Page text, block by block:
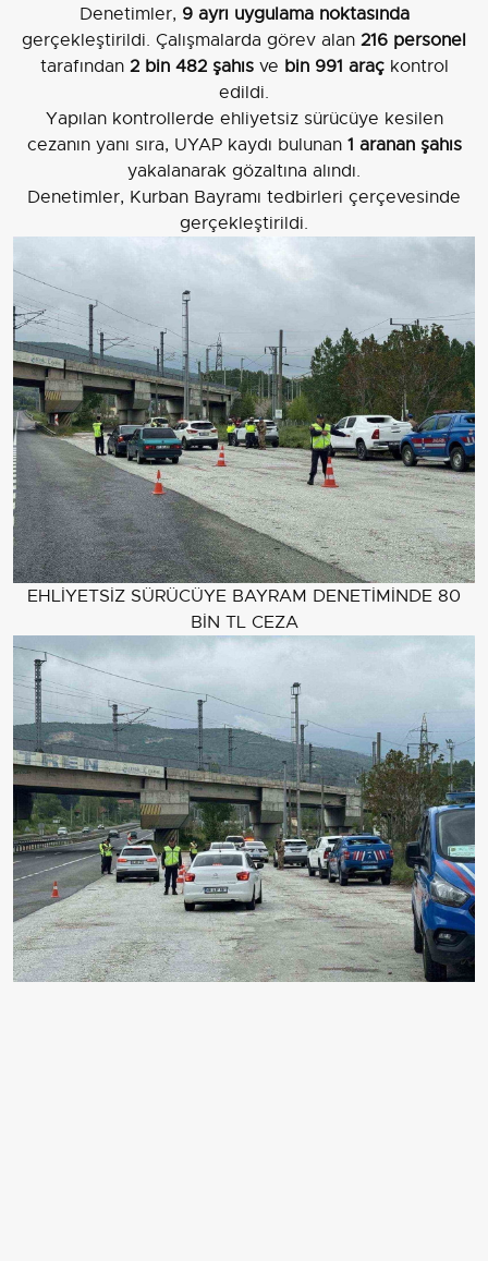
Denetimler, 9 ayrı uygulama noktasında
gerçekleştirildi. Çalışmalarda görev alan 216 personel
tarafından 2 bin 482 şahısve bin 991 araçkontrol
edildi.
Yapılan kontrollerde ehliyetsiz sürücüye kesilen
cezanın yanı sıra, UYAP kaydı bulunan 1 aranan şahıs
yakalanarak gözaltına alındı.
Denetimler, Kurban Bayramı tedbirleri çerçevesinde
gerçekleştirildi.
EHLİYETSİZ SÜRÜCÜYE BAYRAM DENETİMİNDE 80
BİN TL CEZA